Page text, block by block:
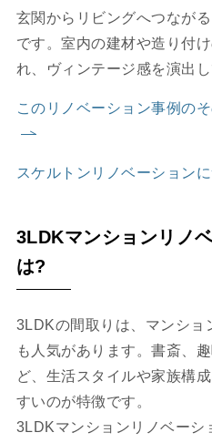
玄関からリビングへつなが
です。室内の建材や造り付
れ、ヴィンテージ感を演出し
このリノベーション事例の
スケルトンリノベーション
3LDKマンションリノ
は?
3LDKの間取りは、マンショ
も人気があります。書斎、
ど、生活スタイルや家族構
すいのが特徴です。
3LDKマンションリノベーシ